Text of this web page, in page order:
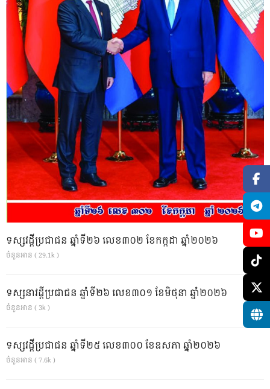
ទស្សវដ្តីប្រជាជន ឆ្នាំទី២៦ លេខ៣០២ ខែកក្កដា ឆ្នាំ២០២៦
ចំនួនអាន ( 29.1k )
ទស្សនាវដ្ដីប្រជាជន ឆ្នាំទី២៦ លេខ៣០១ ខែមិថុនា ឆ្នាំ២០២៦
ចំនួនអាន ( 3k )
ទស្សវដ្តីប្រជាជន ឆ្នាំទី២៥ លេខ៣០០ ខែឧសភា ឆ្នាំ២០២៦
ចំនួនអាន ( 7.6k )